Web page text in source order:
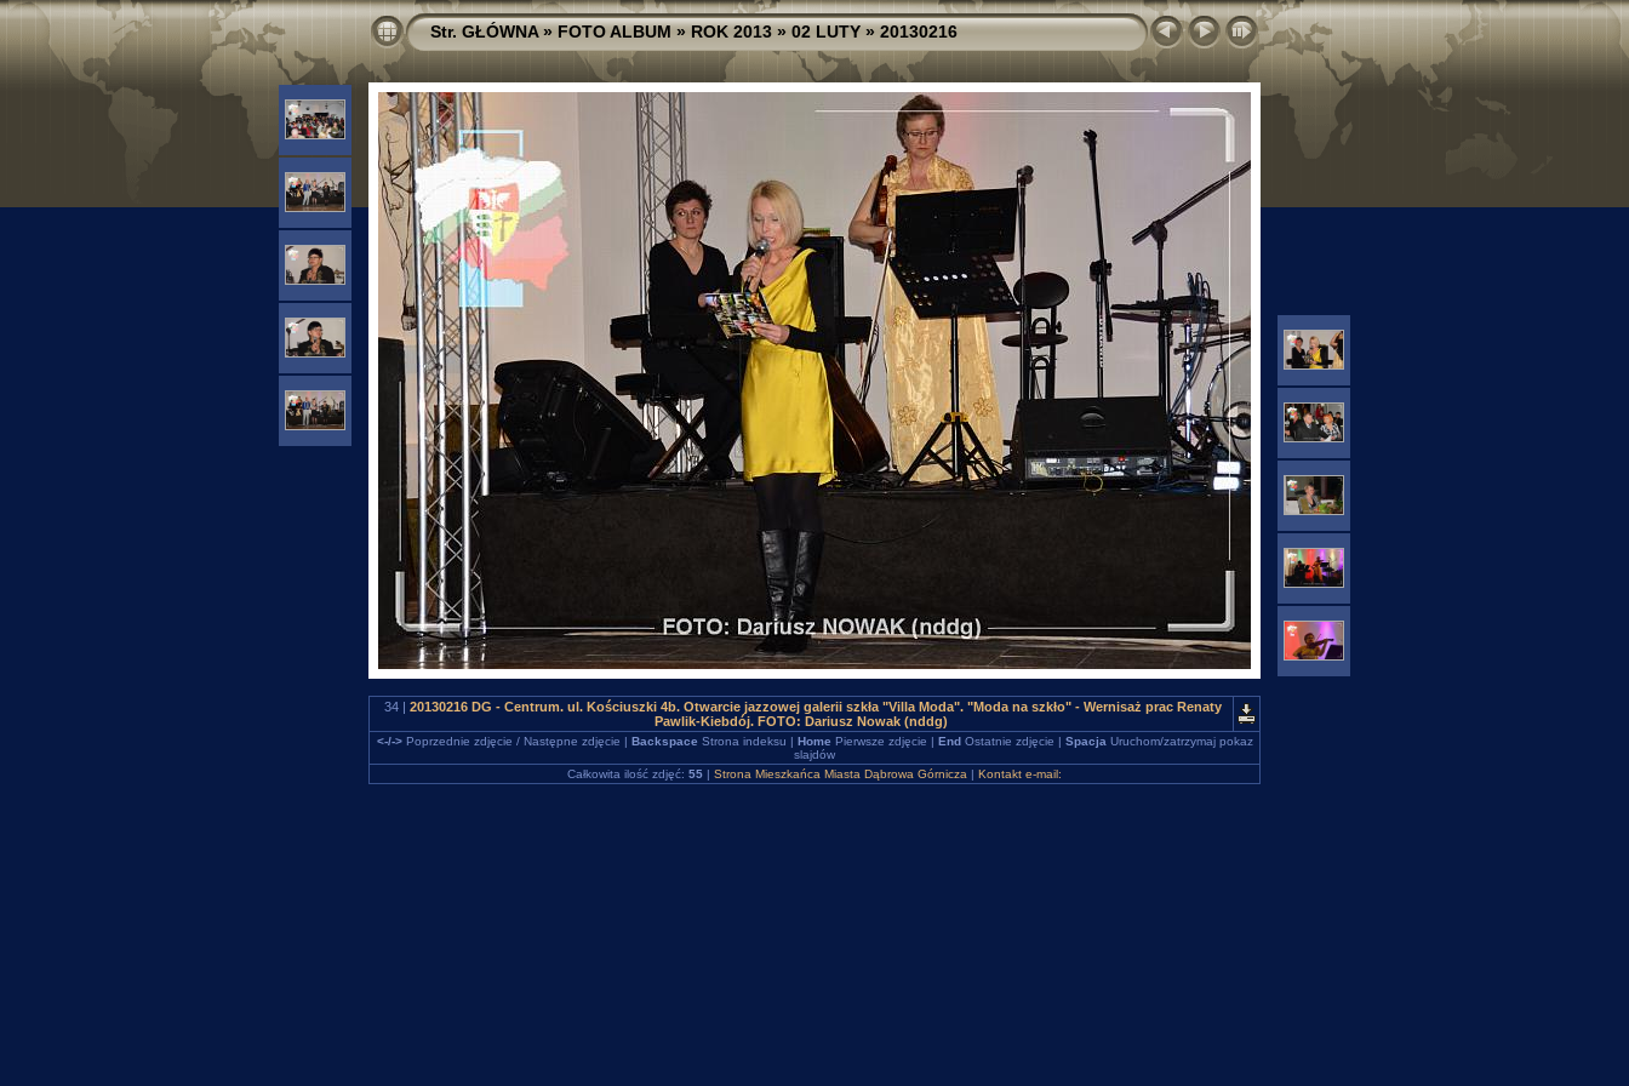
Str. GŁÓWNA»FOTO ALBUM»ROK 2013»02 LUTY»20130216
34 | 20130216 DG - Centrum. ul. Kościuszki 4b. Otwarcie jazzowej galerii szkła "Villa Moda". "Moda na szkło" - Wernisaż prac Renaty
Pawlik-Kiebdój. FOTO: Dariusz Nowak (nddg)
<-/->Poprzednie zdjęcie / Następne zdjęcie | Backspace Strona indeksu | Home Pierwsze zdjęcie | EndOstatnie zdjęcie | Spacja Uruchom/zatrzymaj pokaz
slajdów
Całkowita ilość zdjęć: 55 | Strona Mieszkańca Miasta Dąbrowa Górnicza | Kontakt e-mail: